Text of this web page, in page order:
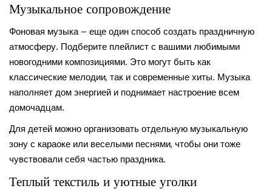
Музыкальное сопровождение
Фоновая музыка – еще один способ создать праздничную
атмосферу. Подберите плейлист с вашими любимыми
новогодними композициями. Это могут быть как
классические мелодии, так и современные хиты. Музыка
наполняет дом энергией и поднимает настроение всем
домочадцам.
Для детей можно организовать отдельную музыкальную
зону с караоке или веселыми песнями, чтобы они тоже
чувствовали себя частью праздника.
Теплый текстиль и уютные уголки